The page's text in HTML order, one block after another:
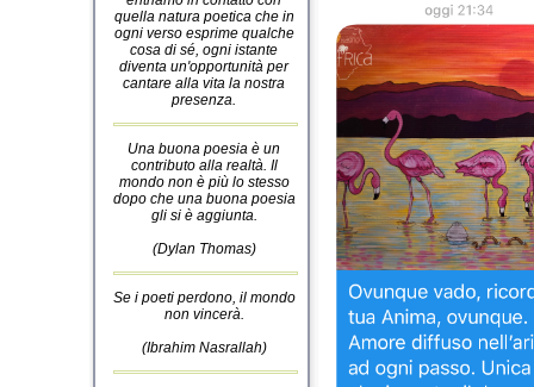
quella natura poetica che in
ogni verso esprime qualche
cosa di sé, ogni istante
diventa un'opportunità per
cantare alla vita la nostra
presenza.
Una buona poesia è un
contributo alla realtà. Il
mondo non è più lo stesso
dopo che una buona poesia
gli si è aggiunta.
(Dylan Thomas)
Se i poeti perdono, il mondo
non vincerà.
(Ibrahim Nasrallah)